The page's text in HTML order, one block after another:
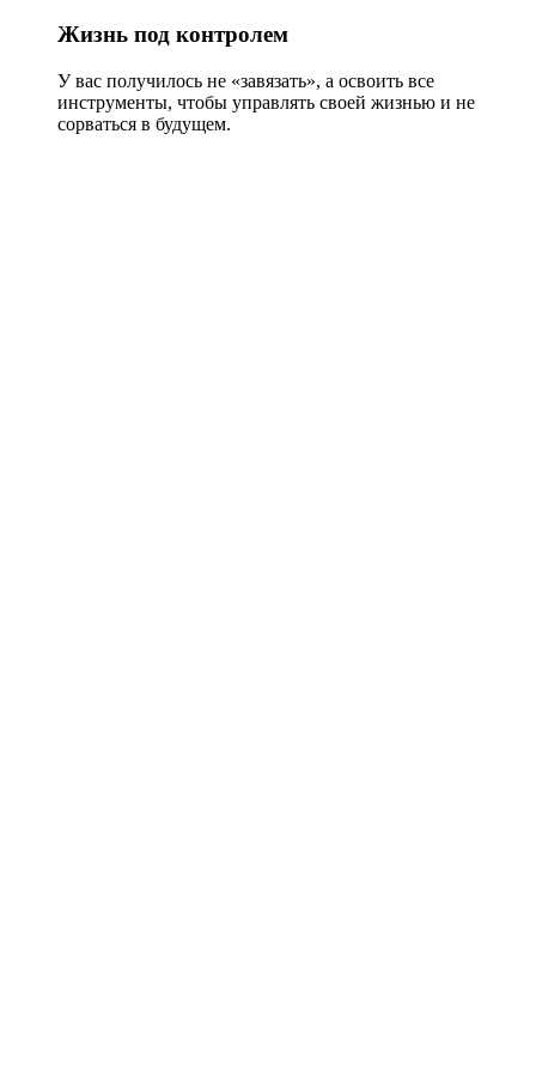
Жизнь под контролем
У вас получилось не «завязать», а освоить все
инструменты, чтобы управлять своей жизнью и не
сорваться в будущем.